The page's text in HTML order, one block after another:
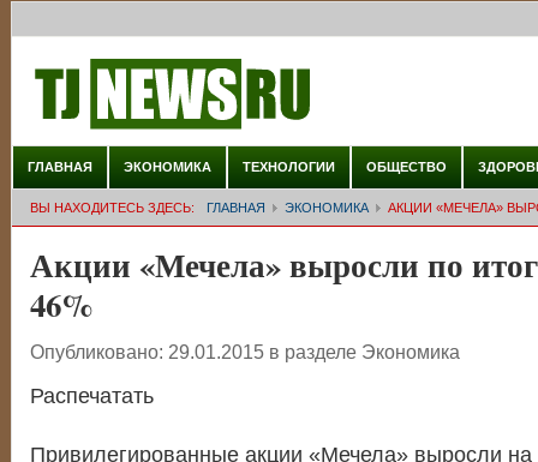
ГЛАВНАЯ ЭКОНОМИКА ТЕХНОЛОГИИ ОБЩЕСТВО
ВЫ НАХОДИТЕСЬ ЗДЕСЬ: ГЛАВНАЯ ЭКОНОМИКА АКЦИИ «МЕЧЕЛА»
Акции «Мечела» выросли по
46%
Опубликовано: 29.01.2015 в разделе Экономика
Распечатать
Привилегированные акции «Мечела» выросли на